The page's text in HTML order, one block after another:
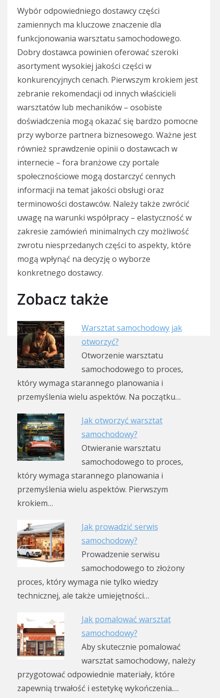
Wybór odpowiedniego dostawcy części
zamiennych ma kluczowe znaczenie dla
funkcjonowania warsztatu samochodowego.
Dobry dostawca powinien oferować szeroki
asortyment wysokiej jakości części w
konkurencyjnych cenach. Pierwszym krokiem jest
zebranie rekomendacji od innych właścicieli
warsztatów lub mechaników – osobiste
doświadczenia mogą okazać się bardzo pomocne
przy wyborze partnera biznesowego. Ważne jest
również sprawdzenie opinii o dostawcach w
internecie – fora branżowe czy portale
społecznościowe mogą dostarczyć cennych
informacji na temat jakości obsługi oraz
terminowości dostawców. Należy także zwrócić
uwagę na warunki współpracy – elastyczność w
zakresie zamówień minimalnych czy możliwość
zwrotu niesprzedanych części to aspekty, które
mogą wpłynąć na decyzję o wyborze
konkretnego dostawcy.
Zobacz także
Warsztat samochodowy jak
otworzyć?
Otworzenie warsztatu
samochodowego to proces,
który wymaga starannego planowania i
przemyślenia wielu aspektów. Na początku…
Jak otworzyć warsztat
samochodowy?
Otwieranie warsztatu
samochodowego to proces,
który wymaga starannego planowania i
przemyślenia wielu aspektów. Pierwszym
krokiem…
Jak prowadzić serwis
samochodowy?
Prowadzenie serwisu
samochodowego to złożony
proces, który wymaga nie tylko wiedzy
technicznej, ale także umiejętności…
Jak pomalować warsztat
samochodowy?
Aby skutecznie pomalować
warsztat samochodowy, należy
przygotować odpowiednie materiały, które
zapewnią trwałość i estetykę wykończenia.…